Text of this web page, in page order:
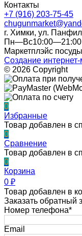
Контакты
+7 (916) 203-75-45
г. Химки, ул.
Пн—Вс10:00—21:00
Маркетплэйс
Создание интернет-
© 2026 Copyright
0
Избранные
Товар добавлен в
0
Сравнение
Товар добавлен в
0
Корзина
0 ₽
Товар добавлен в
Заказать обратный
Номер телефона*
Email